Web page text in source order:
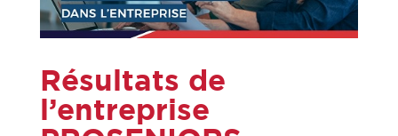
Résultats de
l’entreprise